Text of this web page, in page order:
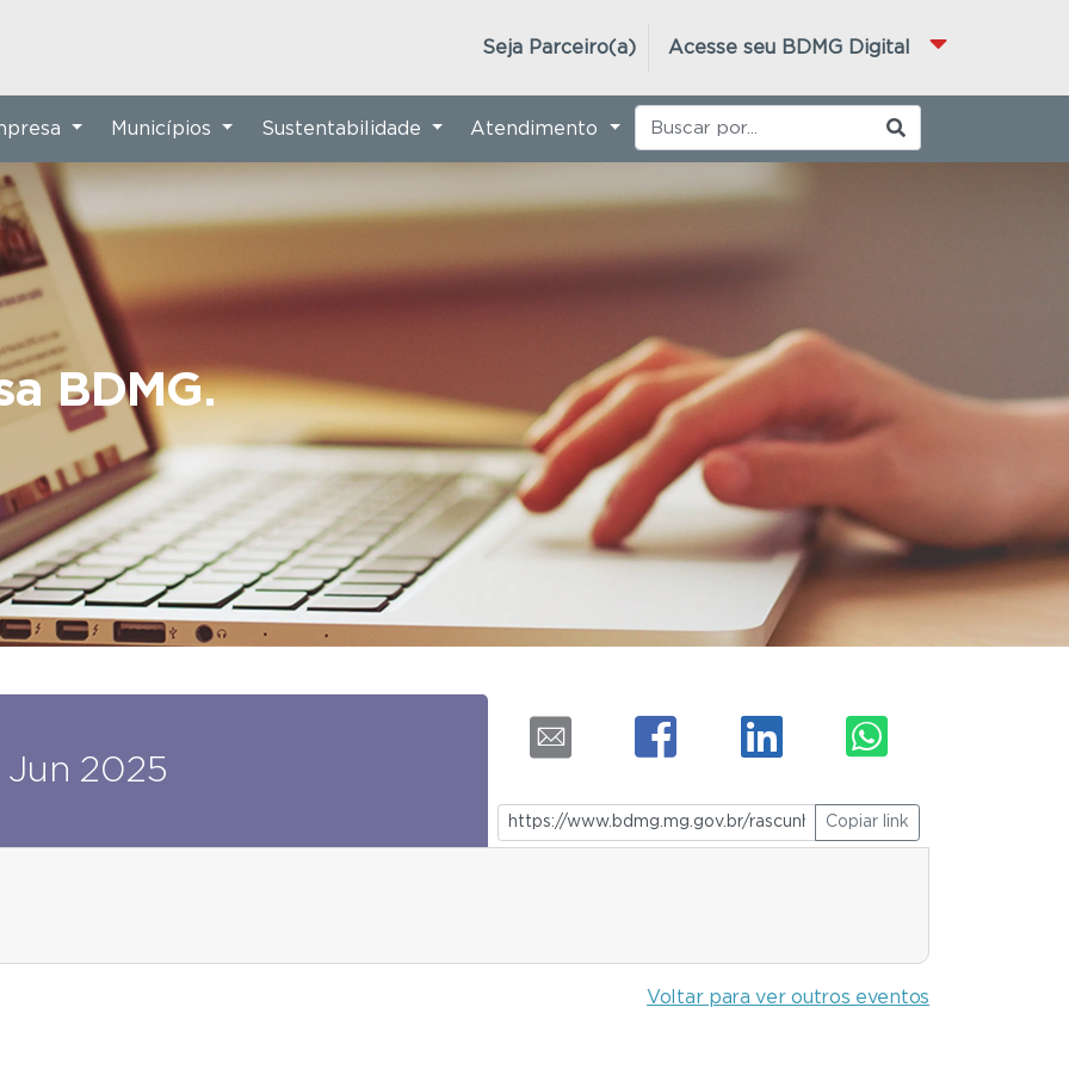
Acesse seu BDMG Digital
Seja Parceiro(a)
BDMG.
Municípios Sustentabilidade Atendimento
Jun 2025
Copiar link
Voltar para ver outros eventos